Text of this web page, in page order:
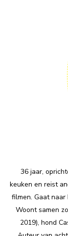
36 jaar,
keuken en reist
filmen. Gaat
Woont samen
2019), hond